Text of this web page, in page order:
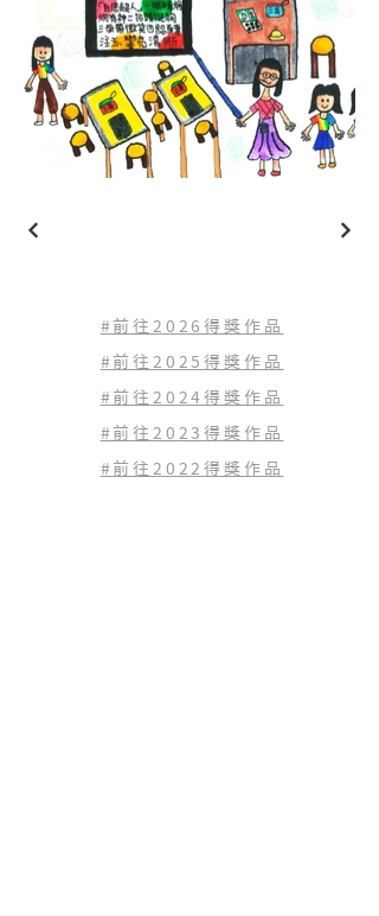
#前往2026得獎作品
#前往2025得獎作品
#前往2024得獎作品
#前往2023得獎作品
#前往2022得獎作品